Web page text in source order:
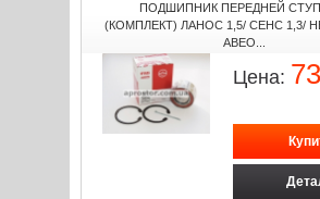
ПОДШИПНИК ПЕРЕДНЕЙ
(КОМПЛЕКТ) ЛАНОС 1,5/ СЕНС 1,3/
АВЕО...
Цена: